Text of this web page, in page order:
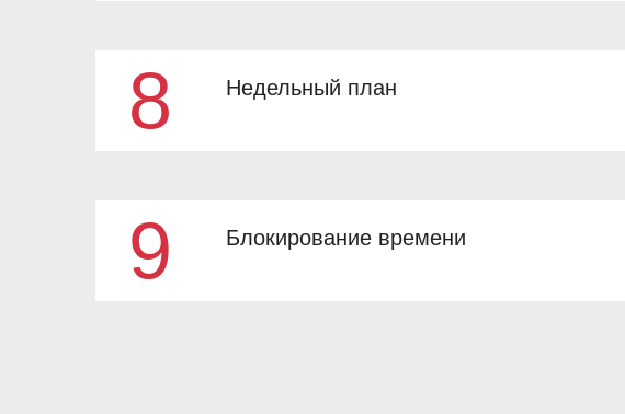
8 Недельный план
9 Блокирование времени